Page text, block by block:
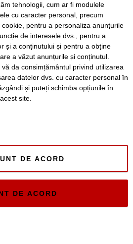
Folosinta Cookie-urilor
si conditii de utilizare
confidentialitate
postare și moderare comentarii
L 3008-2323
tehnologii, cum ar fi modulele
cu caracter personal, precum
pentru a personaliza anunțurile
de interesele dvs., pentru a
și a conținutului și pentru a obține
a văzut anunțurile și conținutul.
da consimțământul privind utilizarea
datelor dvs. cu caracter personal în
și puteți schimba opțiunile în
site.
DE ACORD
DE ACORD